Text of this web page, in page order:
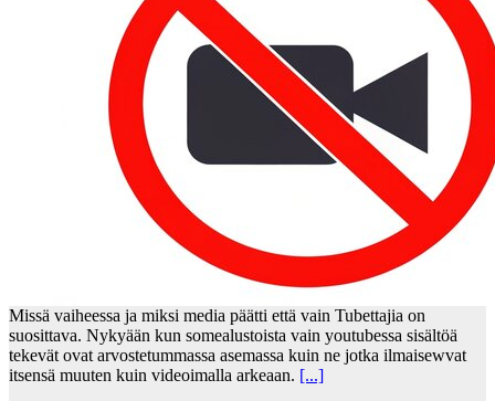
Missä vaiheessa ja miksi media päätti että vain Tubettajia on
suosittava. Nykyään kun somealustoista vain youtubessa sisältöä
tekevät ovat arvostetummassa asemassa kuin ne jotka ilmaisewvat
itsensä muuten kuin videoimalla arkeaan. [...]